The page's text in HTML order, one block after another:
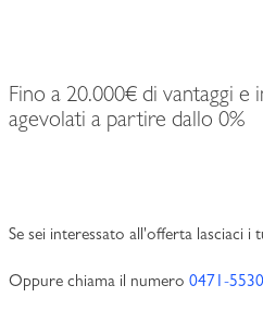
Fino a 20.000€ di vantaggi e
agevolati a partire dallo 0%
Se sei interessato all'offerta lasciaci
Oppure chiama il numero 0471-